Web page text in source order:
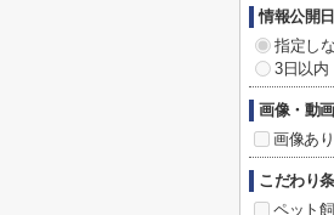
情報公開日
指定し
3日以内
画像・動
画像あり
こだわり
ペット